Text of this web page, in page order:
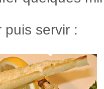
puis servir :